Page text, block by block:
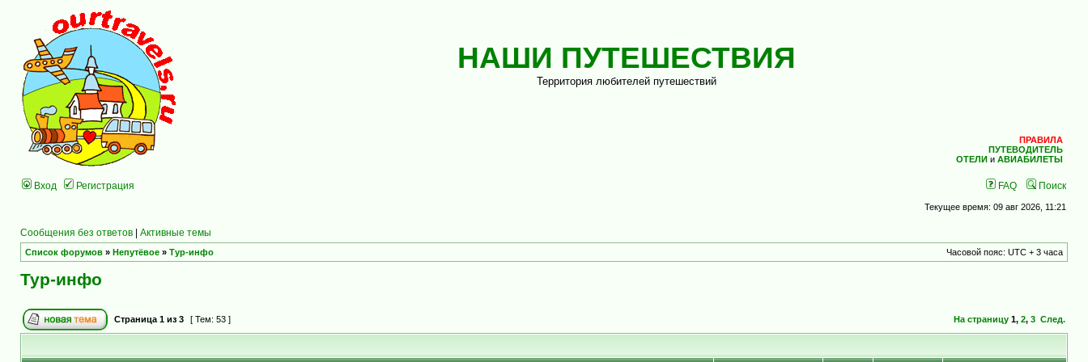
НАШИ ПУТЕШЕСТВИЯ
Территория любителей путешествий
ПРАВИЛА
ПУТЕВОДИТЕЛЬ
ОТЕЛИ и АВИАБИЛЕТЫ
Вход Регистрация FAQ Поиск
Текущее время: 09 авг 2026, 11:21
Сообщения без ответов | Активные темы
Список форумов » Непутёвое » Тур-инфо Часовой пояс: UTC + 3 часа
Тур-инфо
Страница 1 из 3 [ Тем: 53 ] На страницу 1, 2, 3 След.